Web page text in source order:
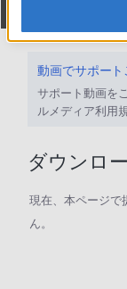
ダウン
サポート動画を
ルメディア利用
ダウンロ
現在、本ページで
ん。